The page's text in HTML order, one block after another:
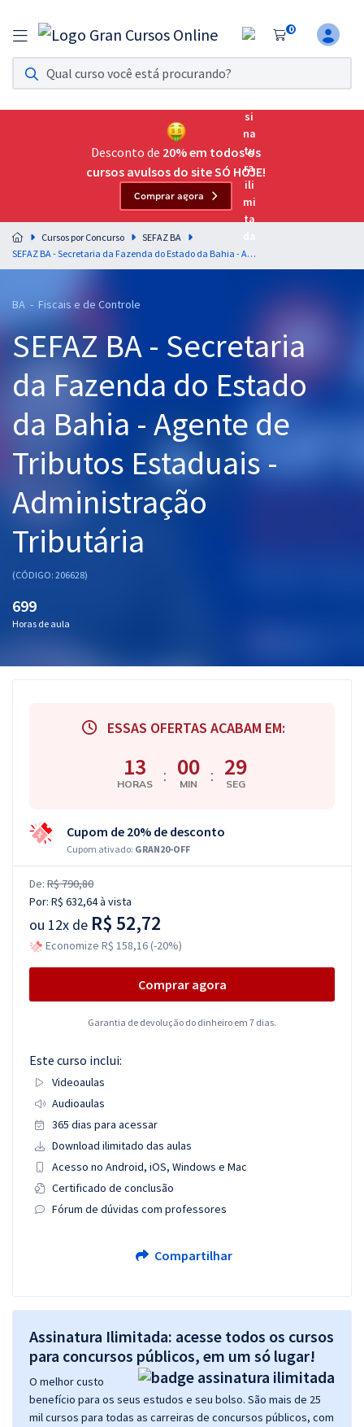
0
Assinatura Ilimitada 11
Acesso a todos os cursos. Teste grátis por 7 dias!
Assinatura OAB Até Passar
Acesso ilimitado a toda preparação para o Exame da
Residências Multiprofissionais
Preparação completa e intensiva para as principais
residências em saúde do Brasil
Cursos 20% OFF
Pós
Graduação
OAB
Mentorias
Questões grátis
Aprovados
Desconto de 20% em todos os
cursos avulsos do site SÓ HOJE!
Comprar agora
Cursos por Concurso
SEFAZ BA
SEFAZ BA - Secretaria da Fazenda do Estado da Bahia - Agente de Tributos Estaduais - Administração Tributária
BA - Fiscais e de Controle
SEFAZ BA - Secretaria
da Fazenda do Estado
da Bahia - Agente de
Tributos Estaduais -
Administração
Tributária
(CÓDIGO: 206628)
699
Horas de aula
ESSAS OFERTAS ACABAM EM:
13
HORAS : 00
MIN : 28
SEG
Cupom de 20% de desconto
Cupom ativado: GRAN20-OFF
De: R$ 790,80
Por: R$ 632,64à vista
ou 12x de R$ 52,72
Economize R$ 158,16 (-20%)
Comprar agora
Garantia de devolução do dinheiro em 7 dias.
Este curso inclui:
Videoaulas
Audioaulas
365 dias para acessar
Download ilimitado das aulas
Acesso no Android, iOS, Windows e Mac
Certificado de conclusão
Fórum de dúvidas com professores
Compartilhar
Assinatura Ilimitada: acesse todos os cursos
para concursos públicos, em um só lugar!
O melhor custo
benefício para os seus estudos e seu bolso. São mais de 25
mil cursos para todas as carreiras de concursos públicos, com